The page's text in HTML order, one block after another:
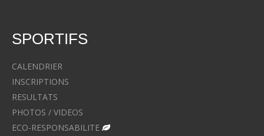
SPORTIFS
CALENDRIER
INSCRIPTIONS
RESULTATS
PHOTOS / VIDEOS
ECO-RESPONSABILITE